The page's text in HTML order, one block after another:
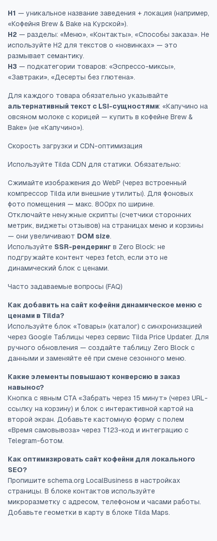
H1 — уникальное название заведения + локация (например,
«Кофейня Brew & Bake на Курской»).
H2 — разделы: «Меню», «Контакты», «Способы заказа». Не
используйте H2 для текстов о «новинках» — это
размывает семантику.
H3 — подкатегории товаров: «Эспрессо-миксы»,
«Завтраки», «Десерты без глютена».
Для каждого товара обязательно указывайте
альтернативный текст с LSI-сущностями: «Капучино на
овсяном молоке с корицей — купить в кофейне Brew &
Bake» (не «Капучино»).
Скорость загрузки и CDN-оптимизация
Используйте Tilda CDN для статики. Обязательно:
Сжимайте изображения до WebP (через встроенный
компрессор Tilda или внешние утилиты). Для фоновых
фото помещения — макс. 800px по ширине.
Отключайте ненужные скрипты (счетчики сторонних
метрик, виджеты отзывов) на страницах меню и корзины
— они увеличивают DOM size.
Используйте SSR-рендеринг в Zero Block: не
подгружайте контент через fetch, если это не
динамический блок с ценами.
Часто задаваемые вопросы (FAQ)
Как добавить на сайт кофейни динамическое меню с
ценами в Tilda?
Используйте блок «Товары» (каталог) с синхронизацией
через Google Таблицы через сервис Tilda Price Updater. Для
ручного обновления — создайте таблицу Zero Block с
данными и заменяйте её при смене сезонного меню.
Какие элементы повышают конверсию в заказ
навынос?
Кнопка с явным CTA «Забрать через 15 минут» (через URL-
ссылку на корзину) и блок с интерактивной картой на
второй экран. Добавьте кастомную форму с полем
«Время самовывоза» через T123-код и интеграцию с
Telegram-ботом.
Как оптимизировать сайт кофейни для локального
SEO?
Пропишите schema.org LocalBusiness в настройках
страницы. В блоке контактов используйте
микроразметку с адресом, телефоном и часами работы.
Добавьте геометки в карту в блоке Tilda Maps.